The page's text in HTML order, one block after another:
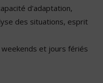
d'adaptation,
des situations, esprit
et jours fériés